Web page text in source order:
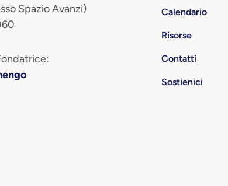
Spazio Avanzi)
Calendario
Risorse
Contatti
Sostienici